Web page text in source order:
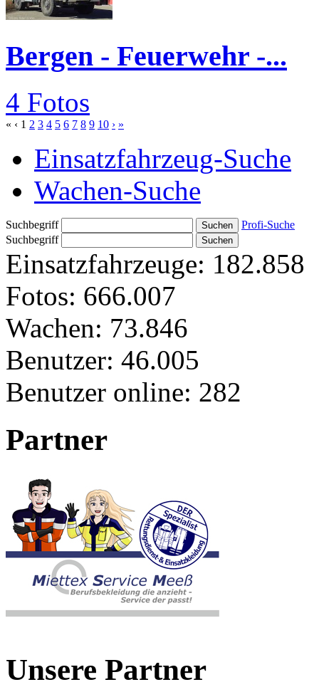
Bergen - Feuerwehr -...
4 Fotos
« ‹ 1 2 3 4 5 6 7 8 9 10 › »
Einsatzfahrzeug-Suche
Wachen-Suche
Suchbegriff
Profi-Suche
Suchbegriff
Einsatzfahrzeuge: 182.858
Fotos: 666.007
Wachen: 73.846
Benutzer: 46.005
Benutzer online: 282
Partner
Unsere Partner